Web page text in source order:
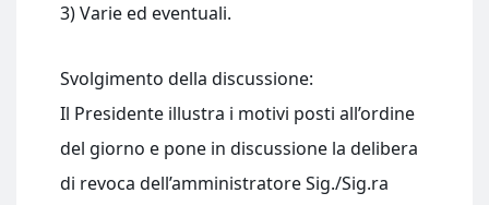
3) Varie ed eventuali.
Svolgimento della discussione:
Il Presidente illustra i motivi posti all’ordine
del giorno e pone in discussione la delibera
di revoca dell’amministratore Sig./Sig.ra